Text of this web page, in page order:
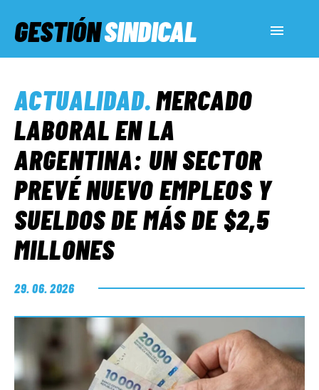
GESTIÓNSINDICAL
SERVICIOS SOCIALES
INFORMES ESPECIALES
FUERA DE MEGÁFONO
ACTUALIDAD.MERCADO
LABORAL EN LA
ARGENTINA: UN SECTOR
PREVÉ NUEVO EMPLEOS Y
SUELDOS DE MÁS DE $2,5
MILLONES
29. 06. 2026